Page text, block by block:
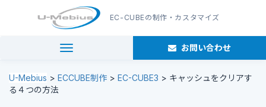
EC-CUBEの制作・カスタマイズ
navigation お問い合わせ
U-Mebius > ECCUBE制作 > EC-CUBE3 > キャッシュをクリアす
る４つの方法